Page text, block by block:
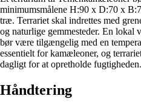
minimumsmålene H:90 x D:70 x
træ. Terrariet skal indrettes med
og naturlige gemmesteder. En lokal
bør være tilgængelig med en
essentielt for kamæleoner, og
dagligt for at opretholde fugtigheden.
Håndtering